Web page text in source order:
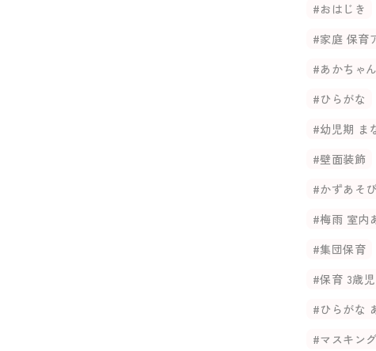
#おはじき
#家庭 保育
#あかちゃ
#ひらがな
#幼児期 ま
#壁面装飾
#かずあそび
#梅雨 室内
#集団保育
#保育 3歳児
#ひらがな
#マスキン